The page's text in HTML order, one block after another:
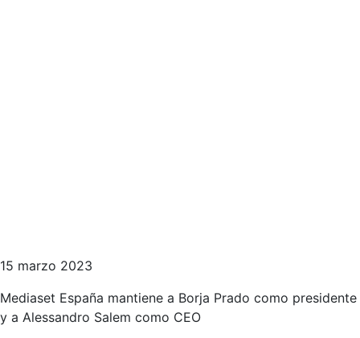
15 marzo 2023
Mediaset España mantiene a Borja Prado como presidente
y a Alessandro Salem como CEO